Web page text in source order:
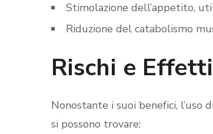
Stimolazione dell’appetito,
Riduzione del catabolismo
Rischi e
Nonostante i suoi benefici,
si possono trovare: